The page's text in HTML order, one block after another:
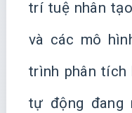
trí tuệ nhân
và các mô
trình phân tích
tự động đang